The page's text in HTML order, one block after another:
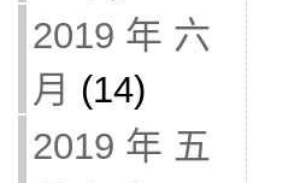
2019 年 六
月 (14)
2019 年 五